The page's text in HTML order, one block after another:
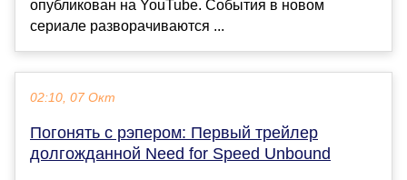
опубликован на YouTube. События в новом
сериале разворачиваются ...
02:10, 07 Окт
Погонять с рэпером: Первый трейлер
долгожданной Need for Speed Unbound